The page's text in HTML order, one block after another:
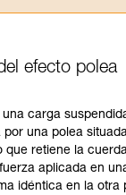
Usted debe
de la ficha
estas técnicas
un profesional su
estas técnicas, solo
antes de
efecto polea
carga
una polea
que retiene la
aplicada en
idéntica en la otra